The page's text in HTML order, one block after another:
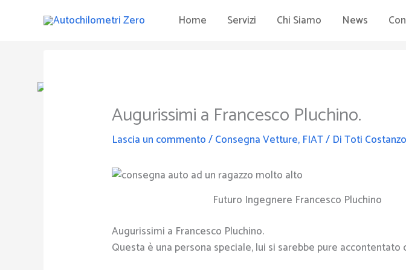
Home Servizi Chi Siamo News
Augurissimi a Francesco Pluchino.
Lascia un commento/Consegna Vetture, FIAT/ DiToti Costanzo
Futuro Ingegnere Francesco Pluchino
Augurissimi a Francesco Pluchino.
Questa è una persona speciale, lui si sarebbe pure accontentato